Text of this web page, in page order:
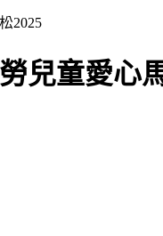
兒童愛心